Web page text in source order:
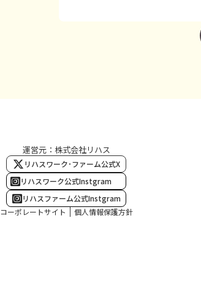
運営元：株式会社リハス
リハスワーク･ファーム公式X
リハスワーク公式Instgram
リハスファーム公式Instgram
コーポレートサイト
個人情報保護方針